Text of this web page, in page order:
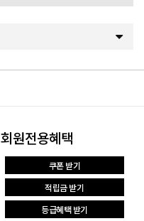
회원전용혜택
쿠폰 받기
적립금 받기
등급혜택 받기